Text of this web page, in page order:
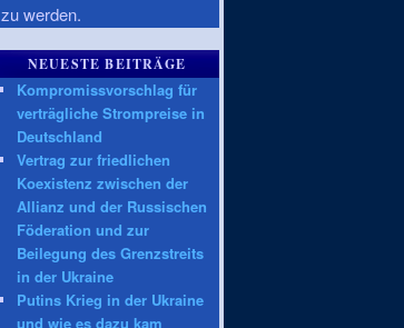
zu werden.
NEUESTE BEITRÄGE
Kompromissvorschlag für
verträgliche Strompreise in
Deutschland
Vertrag zur friedlichen
Koexistenz zwischen der
Allianz und der Russischen
Föderation und zur
Beilegung des Grenzstreits
in der Ukraine
Putins Krieg in der Ukraine
und wie es dazu kam